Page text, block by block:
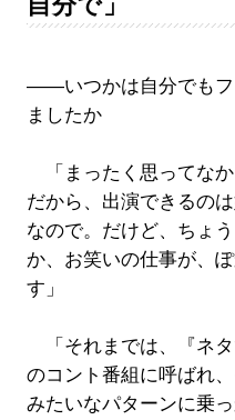
――いつかは自分でもフ
ましたか
「まったく思ってな
だから、出演できるの
なので。だけど、ちょ
か、お笑いの仕事が、
す」
「それまでは、『ネ
のコント番組に呼ばれ
みたいなパターンに乗